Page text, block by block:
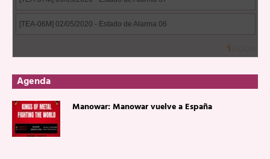
Agenda
Manowar: Manowar vuelve a España